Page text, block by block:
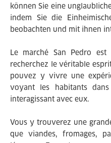
können Sie eine
indem Sie die
beobachten und mit ihnen
Le marché San Pedro
recherchez le véritable
pouvez y vivre une
voyant les habitants
interagissant avec eux.
Vous y trouverez une
que viandes, fromages,